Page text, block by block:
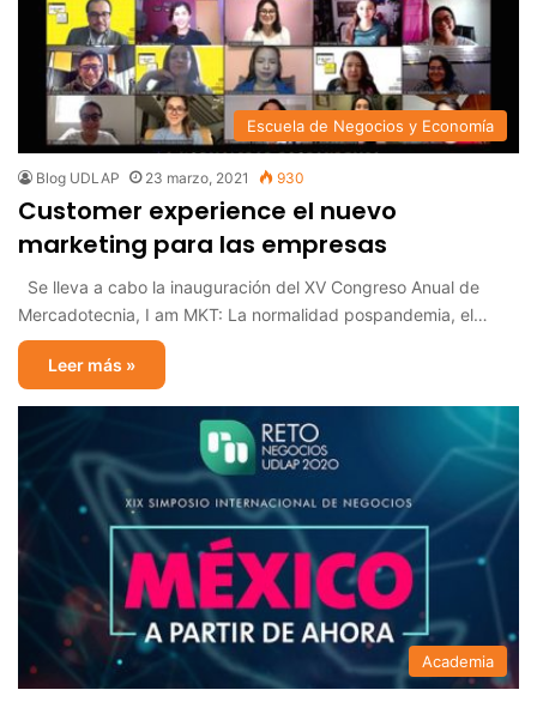
Escuela de Negocios y Economía
Blog UDLAP 23 marzo, 2021 930
Customer experience el nuevo
marketing para las empresas
Se lleva a cabo la inauguración del XV Congreso Anual de
Mercadotecnia, I am MKT: La normalidad pospandemia, el…
Leer más »
Academia